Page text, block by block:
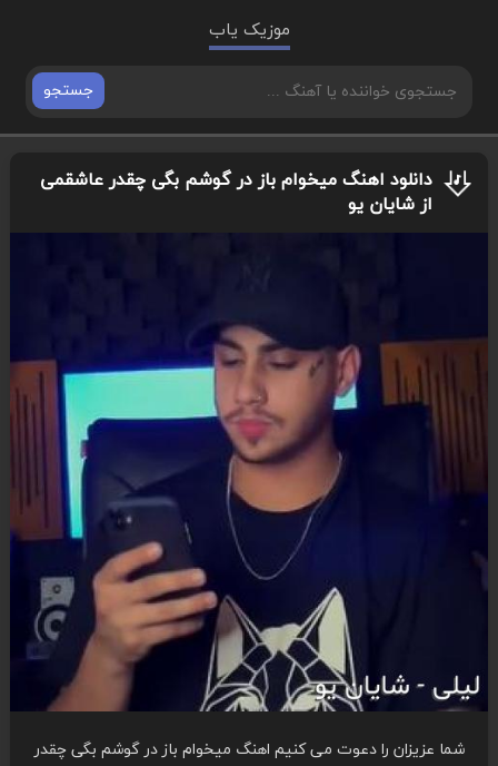
موزیک یاب
جستجو
دانلود اهنگ میخوام باز در گوشم بگی چقدر عاشقمی
از شایان یو
شما عزیزان را دعوت می کنیم اهنگ میخوام باز در گوشم بگی چقدر